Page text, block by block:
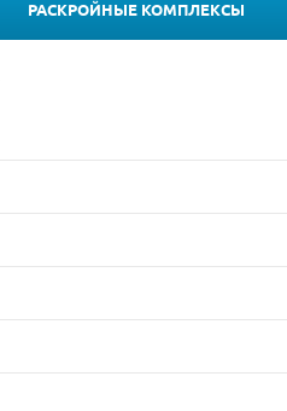
РАСКРОЙНЫЕ КОМПЛЕКСЫ